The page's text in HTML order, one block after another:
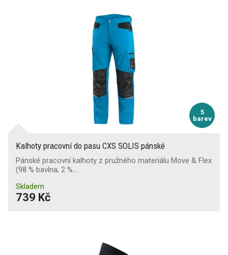
5
barev
Kalhoty pracovní do pasu CXS SOLIS pánské
Pánské pracovní kalhoty z pružného materiálu Move & Flex
(98 % bavlna, 2 %…
Skladem
739 Kč